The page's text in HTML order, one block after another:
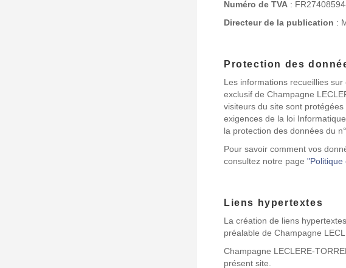
Numéro de TVA :
Directeur de la publication :
Protection des
Les informations recueillies
exclusif de Champagne
visiteurs du site sont
exigences de la loi
la protection des données du
Pour savoir comment vos
consultez notre page "Politique
Liens hypertextes
La création de liens
préalable de Champagne
Champagne LECLERE-
présent site.